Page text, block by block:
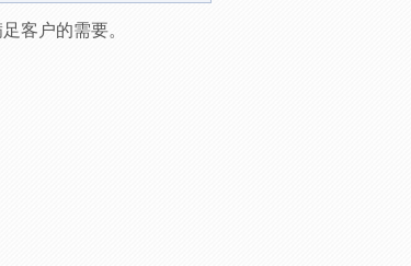
客户的需要。